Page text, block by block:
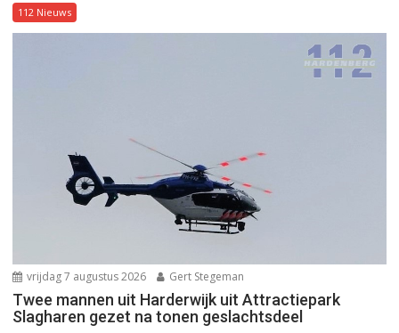
112 Nieuws
vrijdag 7 augustus 2026 Gert Stegeman
Twee mannen uit Harderwijk uit Attractiepark
Slagharen gezet na tonen geslachtsdeel